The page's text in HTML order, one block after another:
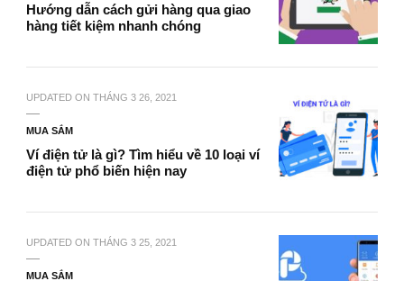
Hướng dẫn cách gửi hàng qua giao
hàng tiết kiệm nhanh chóng
UPDATED ON THÁNG 3 26, 2021
MUA SẮM
Ví điện tử là gì? Tìm hiểu về 10 loại ví
điện tử phổ biến hiện nay
UPDATED ON THÁNG 3 25, 2021
MUA SẮM